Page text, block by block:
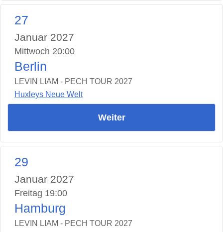
27
Januar 2027
Mittwoch 20:00
Berlin
LEVIN LIAM - PECH TOUR 2027
Huxleys Neue Welt
Weiter
29
Januar 2027
Freitag 19:00
Hamburg
LEVIN LIAM - PECH TOUR 2027